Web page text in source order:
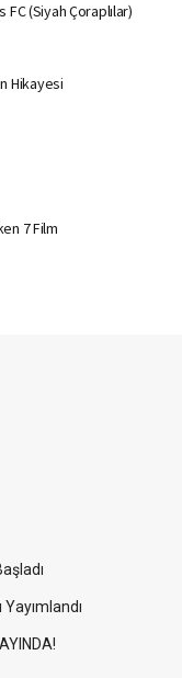
FC (Siyah Çoraplılar)
Hikayesi
7 Film